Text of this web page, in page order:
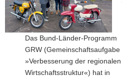
Net
Zero
Valley"
Das Bund-Länder-Programm
GRW (Gemeinschaftsaufgabe
»Verbesserung der regionalen
Wirtschaftsstruktur«) hat in